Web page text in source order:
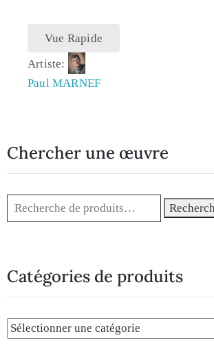
Vue Rapide
Artiste:
Paul MARNEF
Chercher une œuvre
Catégories de produits